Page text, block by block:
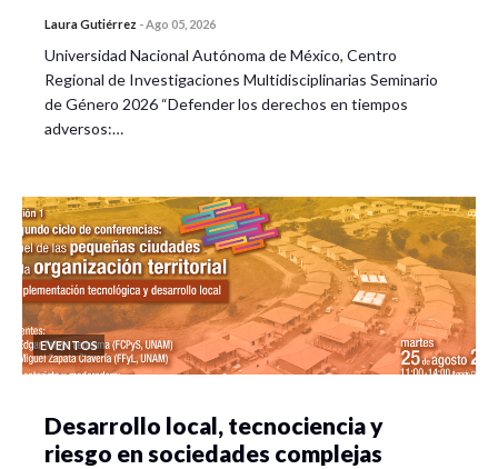
Laura Gutiérrez -Ago 05, 2026
Universidad Nacional Autónoma de México, Centro
Regional de Investigaciones Multidisciplinarias Seminario
de Género 2026 “Defender los derechos en tiempos
adversos:…
EVENTOS
Desarrollo local, tecnociencia y
riesgo en sociedades complejas